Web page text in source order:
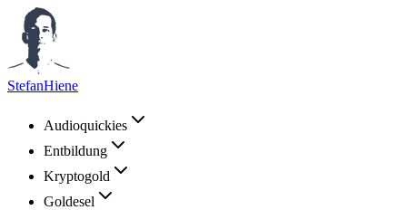
StefanHiene
Audioquickies
Entbildung
Kryptogold
Goldesel